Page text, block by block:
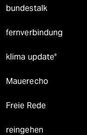
bundestalk
fernverbindung
klima update°
Mauerecho
Freie Rede
reingehen